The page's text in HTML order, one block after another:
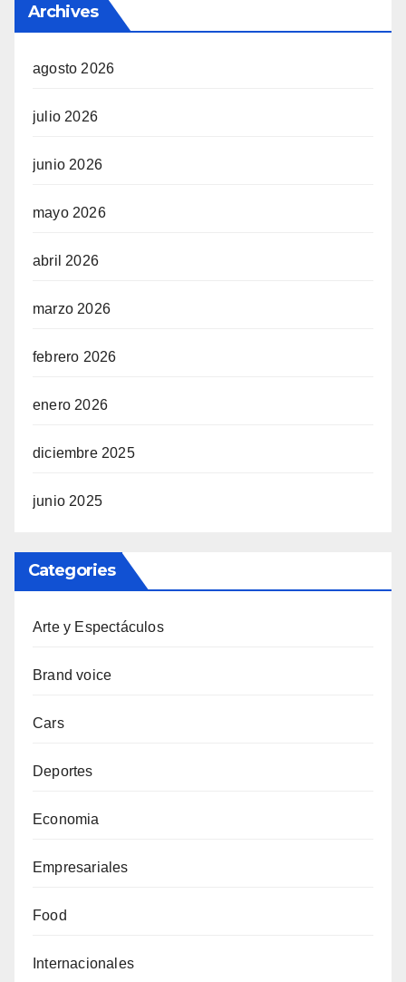
Archives
agosto 2026
julio 2026
junio 2026
mayo 2026
abril 2026
marzo 2026
febrero 2026
enero 2026
diciembre 2025
junio 2025
Categories
Arte y Espectáculos
Brand voice
Cars
Deportes
Economia
Empresariales
Food
Internacionales